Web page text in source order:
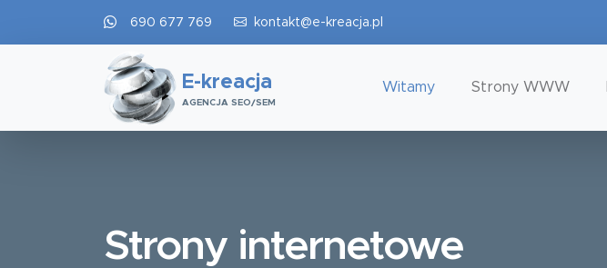
690 677 769 kontakt@e-kreacja.pl
E-kreacja
AGENCJA SEO/SEM
Witamy Strony WWW
Strony internetowe